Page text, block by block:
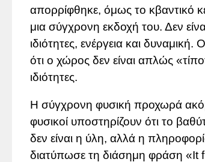
απορρίφθηκε, όμως το κβαντικό
μια σύγχρονη εκδοχή του. Δεν
ιδιότητες, ενέργεια και
ότι ο χώρος δεν είναι απλώς
ιδιότητες.
Η σύγχρονη φυσική προχωρά
φυσικοί υποστηρίζουν ότι το
δεν είναι η ύλη, αλλά η
διατύπωσε τη διάσημη φράση «It